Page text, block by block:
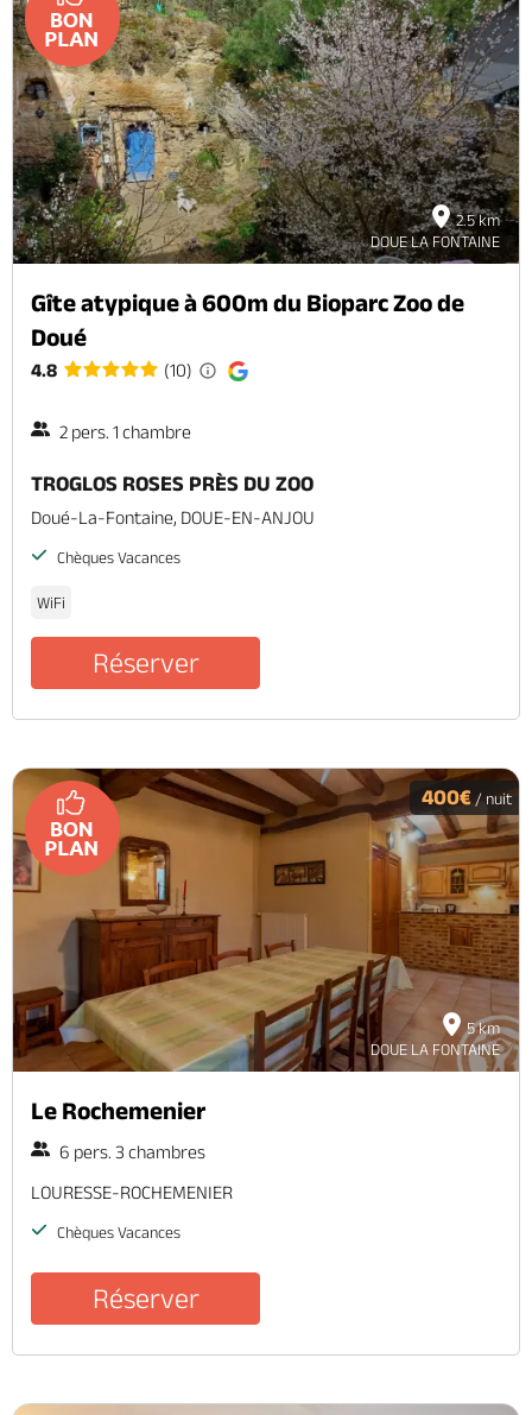
2.5 km
DOUE LA FONTAINE
Gîte atypique à 600m du Bioparc Zoo de
Doué
4.8 (10)
2 pers. 1 chambre
TROGLOS ROSES PRÈS DU ZOO
Doué-La-Fontaine, DOUE-EN-ANJOU
Chèques Vacances
WiFi
Réserver
5 km
DOUE LA FONTAINE
400€ / nuit
Le Rochemenier
6 pers. 3 chambres
LOURESSE-ROCHEMENIER
Chèques Vacances
Réserver